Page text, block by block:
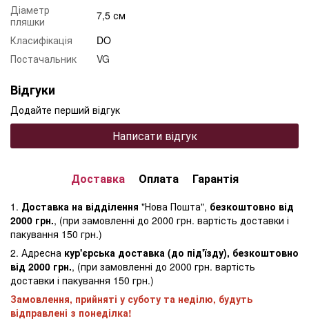
Діаметр
пляшки
7,5 см
Класифікація
DO
Постачальник
VG
Відгуки
Додайте перший відгук
Написати відгук
Доставка Оплата Гарантія
1. Доставка на відділення "Нова Пошта", безкоштовно від
2000 грн., (при замовленні до 2000 грн. вартість доставки і
пакування 150 грн.)
2. Адресна кур'єрська доставка (до під'їзду), безкоштовно
від 2000 грн., (при замовленні до 2000 грн. вартість
доставки і пакування 150 грн.)
Замовлення, прийняті у суботу та неділю, будуть
відправлені з понеділка!